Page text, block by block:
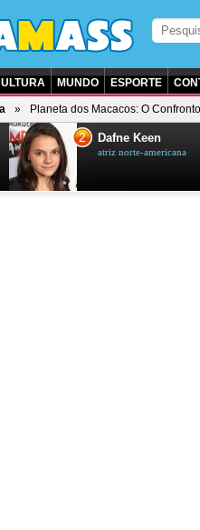
MUNDO ESPORTE
Planeta dos Macacos: O Confronto
2 Dafne Keen
atriz norte-americana